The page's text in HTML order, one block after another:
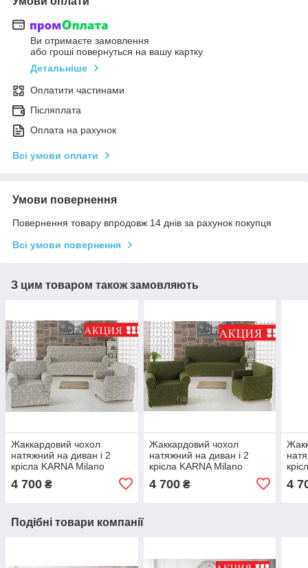
Ви отримаєте замовлення
або гроші повернуться на вашу картку
Детальніше
Оплатити частинами
Післяплата
Оплата на рахунок
Всі умови оплати
Умови повернення
Повернення товару впродовж 14 днів за рахунок покупця
Всі умови повернення
З цим товаром також замовляють
Жаккардовий чохол
натяжний на диван і 2
крісла KARNA Milano
4 700 ₴
Жаккардовий чохол
натяжний на диван і 2
крісла KARNA Milano
4 700₴ 4
Подібні товари компанії